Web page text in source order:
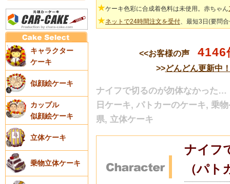
キャラクター
ケーキ
似顔絵ケーキ
カップル
似顔絵ケーキ
立体ケーキ
乗物立体ケーキ
★ケーキ色彩に合成着色料は未使用。赤ちゃん
★ネットで24時間注文を受付、最短3日(要問
<<お客様の声 4146
>>どんどん更新中
ナイフで切るのが勿体なかった…
日ケーキ, パトカーのケーキ, 乗
県, 立体ケーキ
ナイフ
（パ